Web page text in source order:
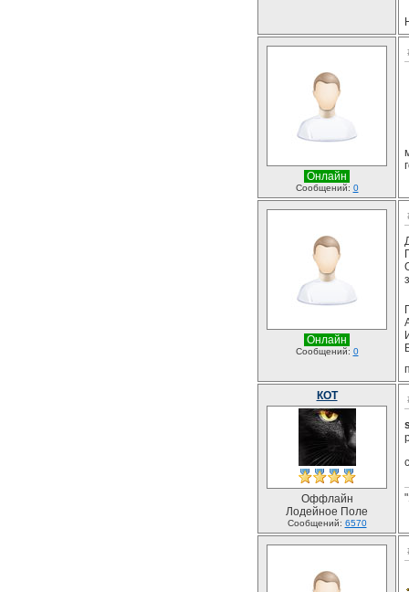
Онлайн
Сообщений: 0
Онлайн
Сообщений: 0
КОТ
Оффлайн
Лодейное Поле
Сообщений: 6570